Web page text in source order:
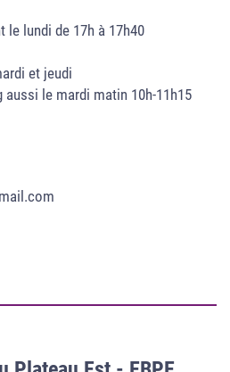
le lundi de 17h à 17h40
et jeudi
aussi le mardi matin 10h-11h15